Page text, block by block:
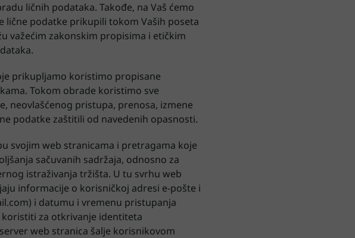
ličnih podataka. Takođe, na Vaš ćemo
lične podatke prikupili tokom Vaših poseta
važećim zakonskim propisima i etičkim
prikupljamo koristimo propisane
Tokom obrade koristimo sve
neovlašćenog pristupa, prenosa, izmene
podatke zaštitili od navedenih opasnosti.
svojim web stranicama i pretragama koje
sačuvanih sadržaja, odnosno za
istraživanja tržišta. U tu svrhu web
informacije o korisničkoj adresi e-pošte i
) i datumu i vremenu pristupanja
koristiti za otkrivanje identiteta
web stranica šalje korisnikovom